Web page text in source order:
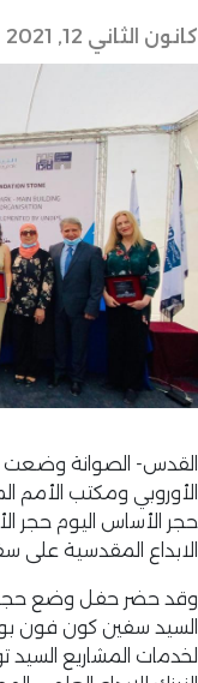
كانون الثاني 12, 2021
القدس- الصوانة وضعت
الأوروبي ومكتب الأمم
حجر الأساس اليوم حجر
الابداع المقدسية على
وقد حضر حفل وضع حجر
السيد سفين كون فون
لخدمات المشاريع